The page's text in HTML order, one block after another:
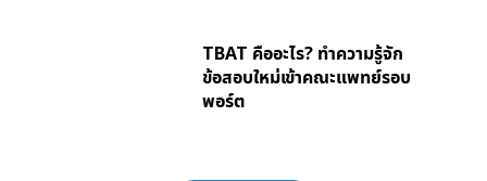
TBAT คืออะไร? ทำความรู้จัก
ข้อสอบใหม่เข้าคณะแพทย์รอบ
พอร์ต